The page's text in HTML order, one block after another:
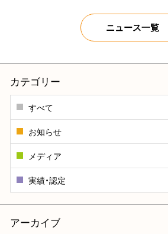
ニュース一覧
カテゴリー
すべて
お知らせ
メディア
実績・認定
アーカイブ